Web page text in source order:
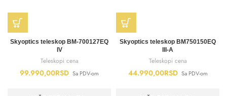
Skyoptics teleskop BM-700127EQ
IV
Teleskopi cena
99.990,00RSD Sa PDV-om
Skyoptics teleskop BM750150EQ
III-A
Teleskopi cena
44.990,00RSD Sa PDV-om